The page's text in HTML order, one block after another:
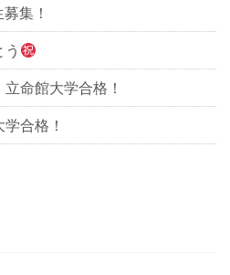
集！
命館大学合格！
合格！